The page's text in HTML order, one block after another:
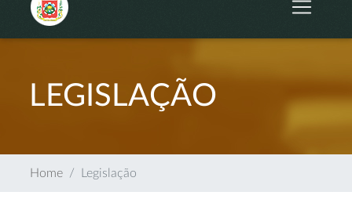
LEGISLAÇÃO
Home Legislação